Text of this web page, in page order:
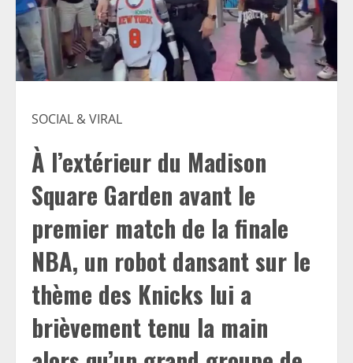
SOCIAL & VIRAL
À l’extérieur du Madison
Square Garden avant le
premier match de la finale
NBA, un robot dansant sur le
thème des Knicks lui a
brièvement tenu la main